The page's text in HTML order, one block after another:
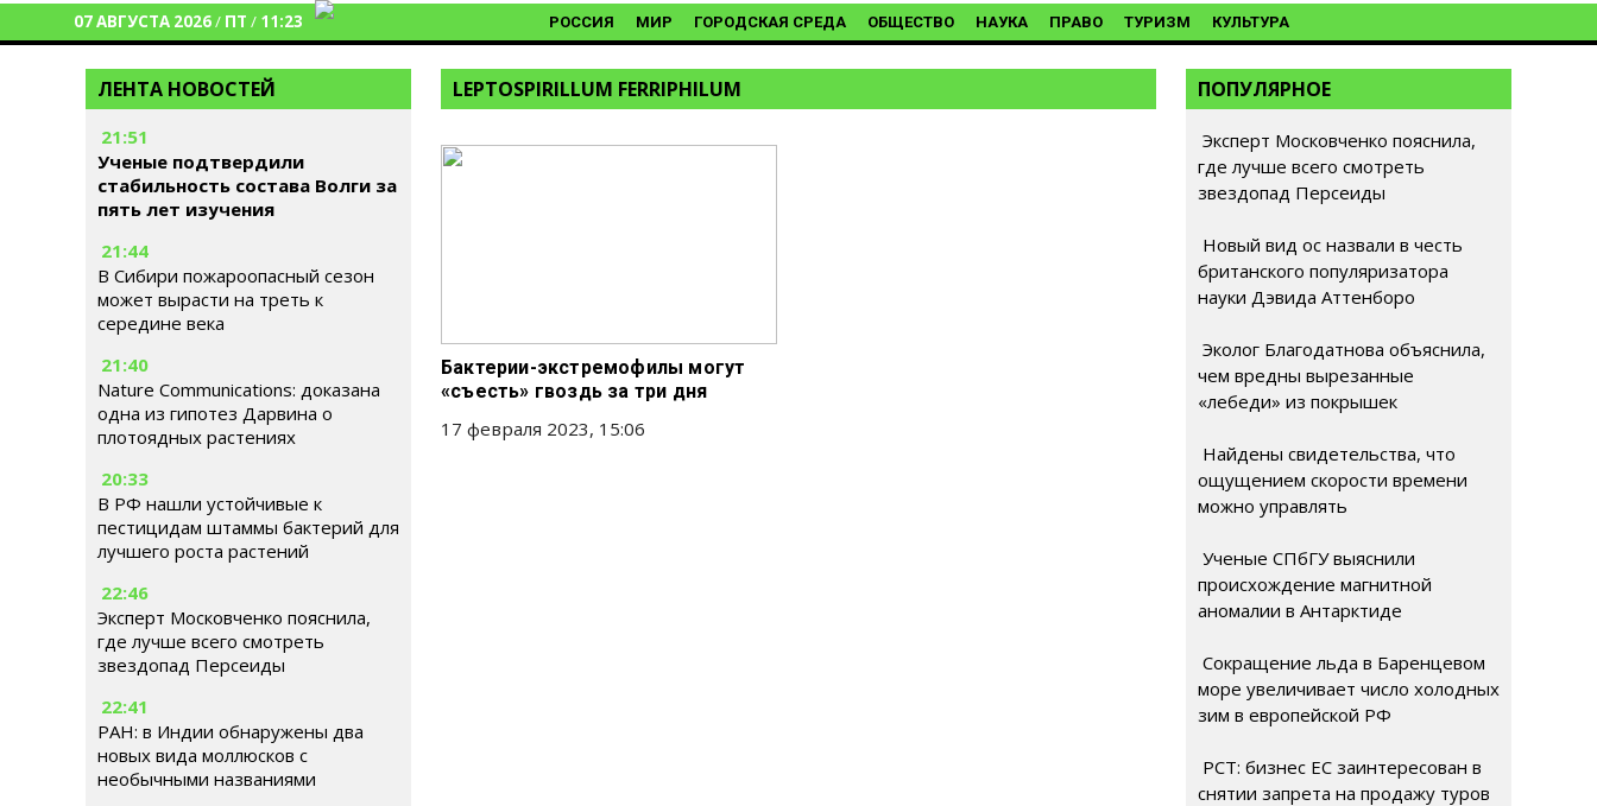
07 АВГУСТА 2026/ ПТ / 11:23 РОССИЯ МИР ГОРОДСКАЯ СРЕДА ОБЩЕСТВО НАУКА ПРАВО ТУРИЗМ КУЛЬТУРА
ЛЕНТА НОВОСТЕЙ
21:51
Ученые подтвердили
стабильность состава Волги за
пять лет изучения
21:44
В Сибири пожароопасный сезон
может вырасти на треть к
середине века
21:40
Nature Communications: доказана
одна из гипотез Дарвина о
плотоядных растениях
20:33
В РФ нашли устойчивые к
пестицидам штаммы бактерий для
лучшего роста растений
22:46
Эксперт Московченко пояснила,
где лучше всего смотреть
звездопад Персеиды
22:41
РАН: в Индии обнаружены два
новых вида моллюсков с
необычными названиями
LEPTOSPIRILLUM FERRIPHILUM
Бактерии-экстремофилы могут
«съесть» гвоздь за три дня
17 февраля 2023, 15:06
ПОПУЛЯРНОЕ
Эксперт Московченко пояснила,
где лучше всего смотреть
звездопад Персеиды
Новый вид ос назвали в честь
британского популяризатора
науки Дэвида Аттенборо
Эколог Благодатнова объяснила,
чем вредны вырезанные
«лебеди» из покрышек
Найдены свидетельства, что
ощущением скорости времени
можно управлять
Ученые СПбГУ выяснили
происхождение магнитной
аномалии в Антарктиде
Сокращение льда в Баренцевом
море увеличивает число холодных
зим в европейской РФ
РСТ: бизнес ЕС заинтересован в
снятии запрета на продажу туров